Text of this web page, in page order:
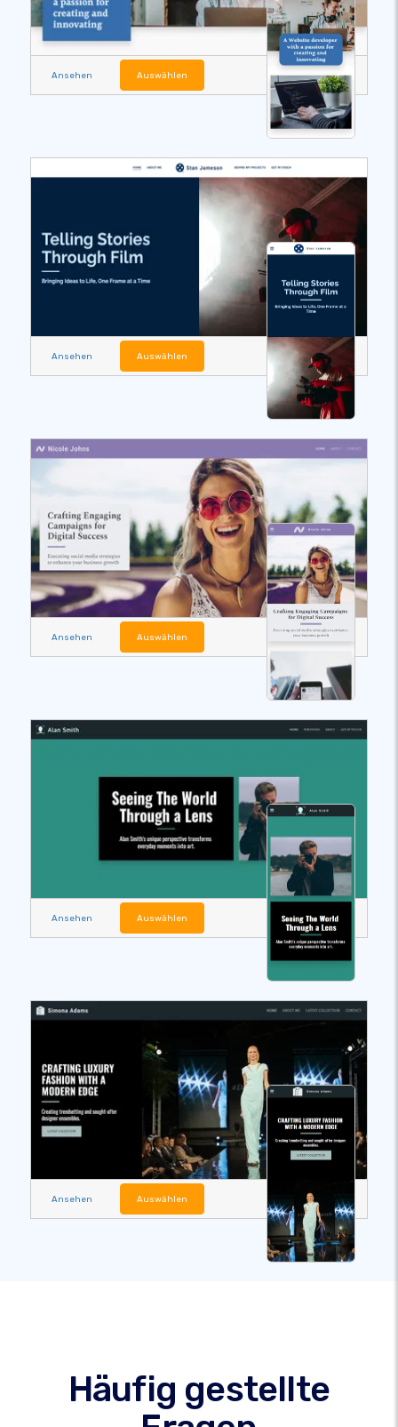
Ansehen Auswählen
Ansehen Auswählen
Ansehen Auswählen
Ansehen Auswählen
Ansehen Auswählen
Häufig gestellte